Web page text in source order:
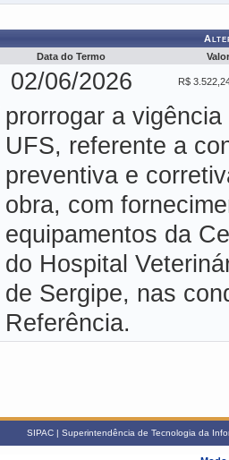
Data do Termo Valor
02/06/2026 R$
prorrogar a
UFS, referente a
preventiva e
obra, com
equipamentos da
do Hospital
de Sergipe, nas
Referência.
SIPAC | Superintendência de Tecnologia da